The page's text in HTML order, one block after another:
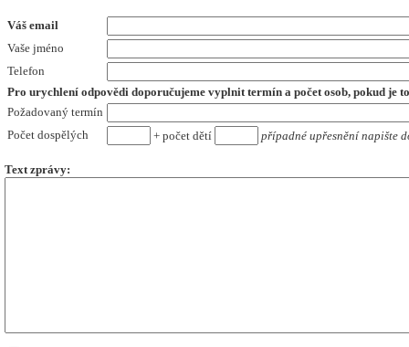
Váš email
Vaše jméno
Telefon
Pro urychlení odpovědi doporučujeme vyplnit termín a počet osob, pokud je
Požadovaný termín
Počet dospělých
+ počet dětí případné upřesnění napište
Text zprávy: